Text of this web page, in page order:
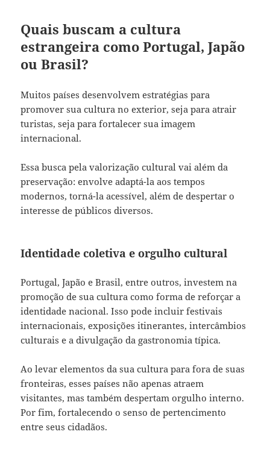
Quais buscam a cultura
estrangeira como Portugal, Japão
ou Brasil?
Muitos países desenvolvem estratégias para
promover sua cultura no exterior, seja para atrair
turistas, seja para fortalecer sua imagem
internacional.
Essa busca pela valorização cultural vai além da
preservação: envolve adaptá-la aos tempos
modernos, torná-la acessível, além de despertar o
interesse de públicos diversos.
Identidade coletiva e orgulho cultural
Portugal, Japão e Brasil, entre outros, investem na
promoção de sua cultura como forma de reforçar a
identidade nacional. Isso pode incluir festivais
internacionais, exposições itinerantes, intercâmbios
culturais e a divulgação da gastronomia típica.
Ao levar elementos da sua cultura para fora de suas
fronteiras, esses países não apenas atraem
visitantes, mas também despertam orgulho interno.
Por fim, fortalecendo o senso de pertencimento
entre seus cidadãos.